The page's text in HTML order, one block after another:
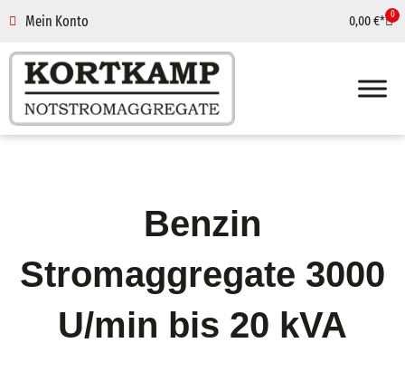
Mein Konto 0,00€ 0
Benzin
Stromaggregate 3000
U/min bis 20 kVA